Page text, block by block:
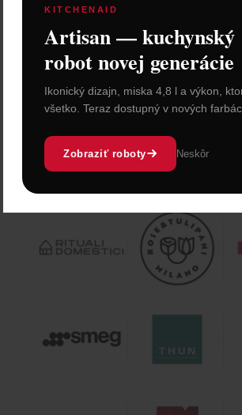
KITCHENAID
Artisan — kuchynský
robot novej generácie
Ikonický dizajn, miska 4,8 l a výkon,
všetko. Teraz dostupný v nových
Zobraziť roboty Neskôr